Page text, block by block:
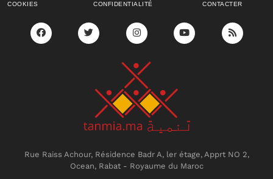
COOKIES
CONFIDENTIALITÉ
CONTACTER
Rue Raiss Achour, Résidence Badr A, ler étage, Apprt NO 2,
Ocean, Rabat - Royaume du Maroc